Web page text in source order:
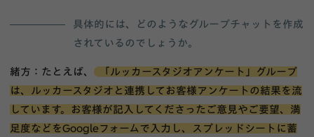
具体的には、どのようなグループチャットを作成
されているのでしょうか。
緒方：たとえば、
「ルッカースタジオアンケート」グループ
は、ルッカースタジオと連携してお客様アンケートの結果を流
しています。お客様が記入してくださったご意見やご要望、満
足度などをGoogleフォームで入力し、スプレッドシートに蓄